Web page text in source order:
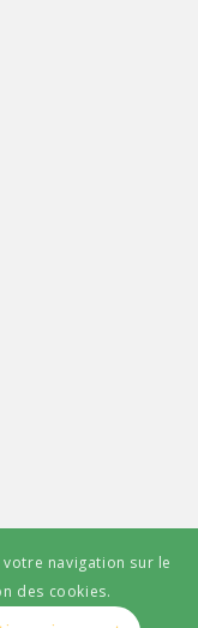
navigation sur le
des cookies.